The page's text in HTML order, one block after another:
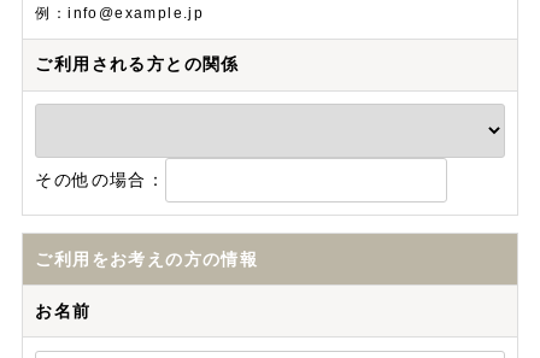
例：info@example.jp
ご利用される方との関係
その他の場合：
ご利用をお考えの方の情報
お名前